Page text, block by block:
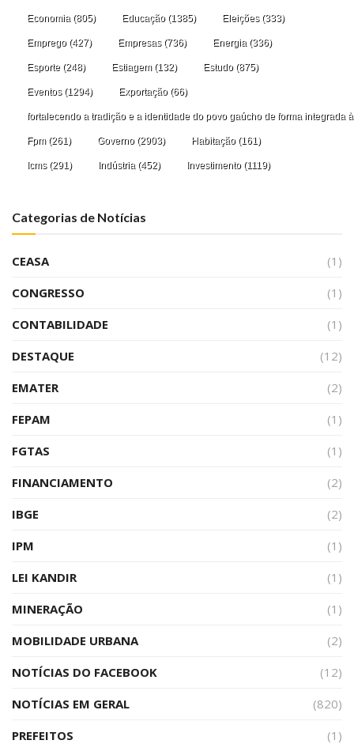
Economia (805) Educação(1385) Eleições(333)
Emprego(427) Empresas(736) Energia (336)
Esporte (248) Estiagem(132) Estudo(875)
Eventos(1294) Exportação(66)
fortalecendo a tradição e a identidade do povo gaúcho de forma
Fpm(261) Governo(2903) Habitação(161)
Icms(291) Indústria (452) Investimento(1119)
Categorias de Notícias
CEASA
(1)
CONGRESSO
(1)
CONTABILIDADE
(1)
DESTAQUE
(12)
EMATER
(2)
FEPAM
(1)
FGTAS
(1)
FINANCIAMENTO
(2)
IBGE
(2)
IPM
(1)
LEI KANDIR
(1)
MINERAÇÃO
(1)
MOBILIDADE URBANA
(2)
NOTÍCIAS DO FACEBOOK
(12)
NOTÍCIAS EM GERAL
(820)
PREFEITOS
(1)